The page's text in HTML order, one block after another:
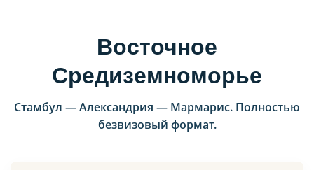
Восточное
Средиземноморье
Стамбул — Александрия — Мармарис. Полностью
безвизовый формат.